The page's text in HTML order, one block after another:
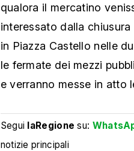
qualora il mercatino
interessato dalla
in Piazza Castello nelle
le fermate dei mezzi
e verranno messe in atto
Segui laRegione su:
notizie principali